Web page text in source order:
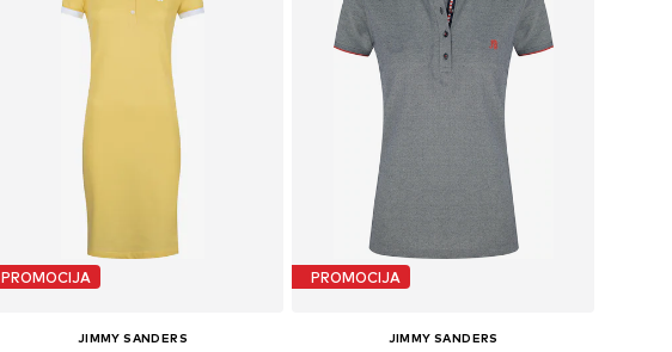
PROMOCIJA
JIMMY SANDERS
PROMOCIJA
JIMMY SANDERS